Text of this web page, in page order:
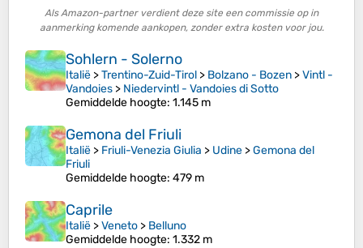
Als Amazon-partner verdient deze site een commissie op in
aanmerking komende aankopen, zonder extra kosten voor jou.
Sohlern - Solerno
Italië >Trentino-Zuid-Tirol > Bolzano - Bozen >Vintl -
Vandoies > Niedervintl - Vandoies di Sotto
Gemiddelde hoogte: 1.145 m
Gemona del Friuli
Italië > Friuli-Venezia Giulia > Udine >Gemona del
Friuli
Gemiddelde hoogte: 479 m
Caprile
Italië >Veneto > Belluno
Gemiddelde hoogte: 1.332 m